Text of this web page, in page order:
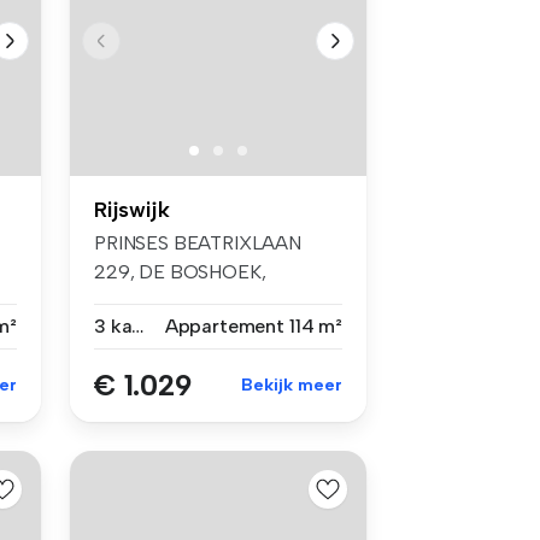
Rijswijk
PRINSES BEATRIXLAAN
229, DE BOSHOEK,
3 kamers
Appartement 114 m²
€ 1.029 Bekijk meer